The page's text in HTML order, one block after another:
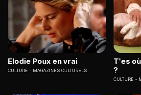
Elodie Poux en vrai
CULTURE MAGAZINES CULTURELS
T'es
?
CULTURE